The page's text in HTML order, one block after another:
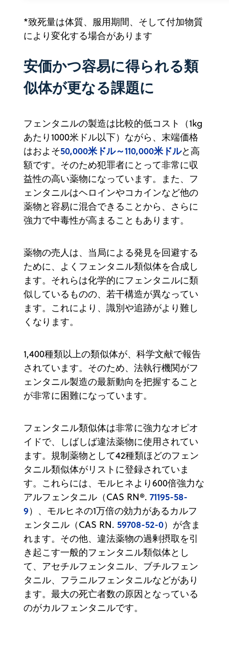
​*致死量は体質、服用期間、そして付加物質
により変化する場合があります
安価かつ容易に得られる類
似体が更なる課題に
フェンタニルの製造は比較的低コスト（1kg
あたり1000米ドル以下）ながら、末端価格
はおよそ50,000米ドル～110,000米ドルと高
額です。そのため犯罪者にとって非常に収
益性の高い薬物になっています。また、フ
ェンタニルはヘロインやコカインなど他の
薬物と容易に混合できることから、さらに
強力で中毒性が高まることもあります。
薬物の売人は、当局による発見を回避する
ために、よくフェンタニル類似体を合成し
ます。それらは化学的にフェンタニルに類
似しているものの、若干構造が異なってい
ます。これにより、識別や追跡がより難し
くなります。
1,400種類以上の類似体が、科学文献で報告
されています。そのため、法執行機関がフ
ェンタニル製造の最新動向を把握すること
が非常に困難になっています。
フェンタニル類似体は非常に強力なオピオ
イドで、しばしば違法薬物に使用されてい
ます。規制薬物として42種類ほどのフェン
タニル類似体がリストに登録されていま
す。これらには、モルヒネより600倍強力な
アルフェンタニル（CAS RN®. 71195-58-
9）、モルヒネの1万倍の効力があるカルフ
ェンタニル（CAS RN. 59708-52-0）が含ま
れます。その他、違法薬物の過剰摂取を引
き起こす一般的フェンタニル類似体とし
て、アセチルフェンタニル、ブチルフェン
タニル、フラニルフェンタニルなどがあり
ます。最大の死亡者数の原因となっている
のがカルフェンタニルです。